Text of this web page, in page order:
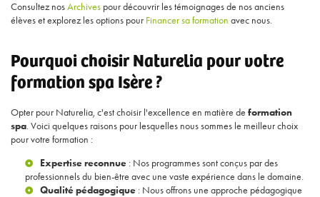
Consultez nosArchives pour découvrir les témoignages de nos anciens
élèves et explorez les options pour Financer sa formation avec nous.
Pourquoi choisir Naturelia pour votre
formation spa Isère ?
Opter pour Naturelia, c'est choisir l'excellence en matière de formation
spa. Voici quelques raisons pour lesquelles nous sommes le meilleur choix
pour votre formation :
Expertise reconnue : Nos programmes sont conçus par des
professionnels du bien-être avec une vaste expérience dans le domaine.
Qualité pédagogique : Nous offrons une approche pédagogique